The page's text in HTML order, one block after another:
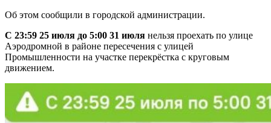
Об этом сообщили в городской администрации.
С 23:59 25 июля до 5:00 31 июля нельзя проехать по улице
Аэродромной в районе пересечения с улицей
Промышленности на участке перекрёстка с круговым
движением.